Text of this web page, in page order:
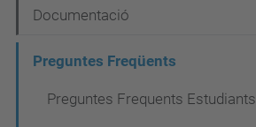
i
Documentació
Preguntes Freqüents
Preguntes Frequents Estudiants